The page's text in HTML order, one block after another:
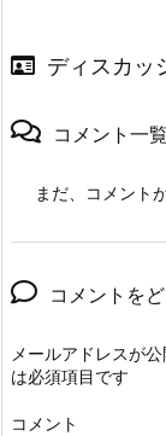
ディスカッ
コメント一覧
まだ、コメント
コメントを
メールアドレスが
は必須項目です
コメント